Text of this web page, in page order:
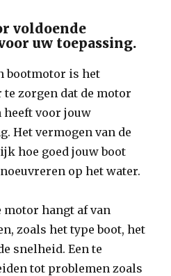
voldoende
uw toepassing.
bootmotor is het
zorgen dat de motor
heeft voor jouw
Het vermogen van de
hoe goed jouw boot
op het water.
motor hangt af van
zoals het type boot, het
snelheid. Een te
tot problemen zoals